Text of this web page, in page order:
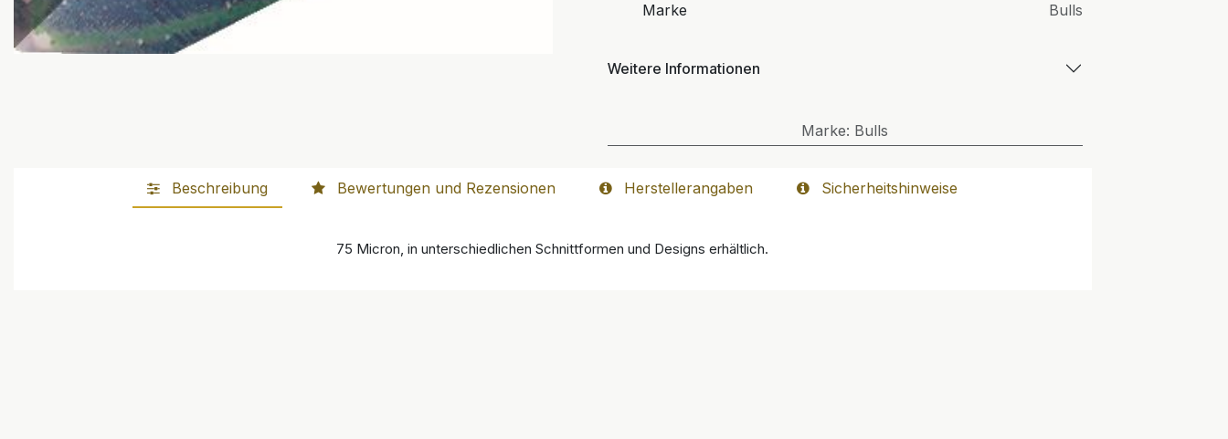
Marke Bulls
Weitere Informationen
Marke: Bulls
Beschreibung Bewertungen und Rezensionen Herstellerangaben Sicherheitshinweise
75 Micron, in unterschiedlichen Schnittformen und Designs erhältlich.